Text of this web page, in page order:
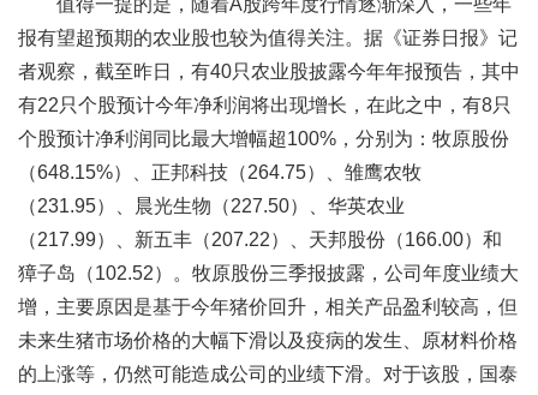
值得一提的是，随着A股跨年度行情逐渐深入，一些年
报有望超预期的农业股也较为值得关注。据《证券日报》记
者观察，截至昨日，有40只农业股披露今年年报预告，其中
有22只个股预计今年净利润将出现增长，在此之中，有8只
个股预计净利润同比最大增幅超100%，分别为：牧原股份
（648.15%）、正邦科技（264.75）、雏鹰农牧
（231.95）、晨光生物（227.50）、华英农业
（217.99）、新五丰（207.22）、天邦股份（166.00）和
獐子岛（102.52）。牧原股份三季报披露，公司年度业绩大
增，主要原因是基于今年猪价回升，相关产品盈利较高，但
未来生猪市场价格的大幅下滑以及疫病的发生、原材料价格
的上涨等，仍然可能造成公司的业绩下滑。对于该股，国泰